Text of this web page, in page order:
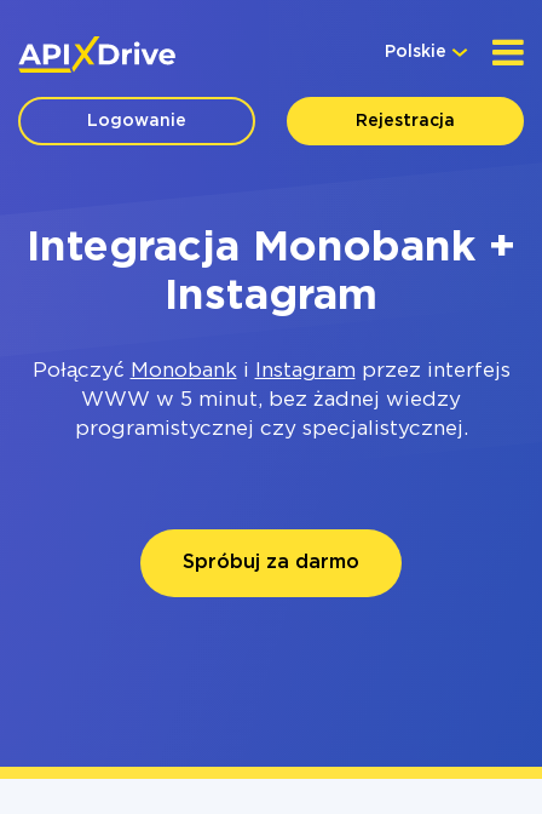
Polskie
Logowanie Rejestracja
Integracja Monobank +
Instagram
Połączyć Monobanki Instagram przez interfejs
WWW w 5 minut, bez żadnej wiedzy
programistycznej czy specjalistycznej.
Spróbuj za darmo